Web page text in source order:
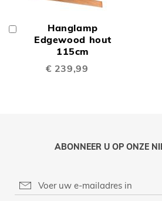
Hanglamp
Edgewood hout
115cm
€ 239,99
Winkelwagen
ABONNEER U OP ONZE